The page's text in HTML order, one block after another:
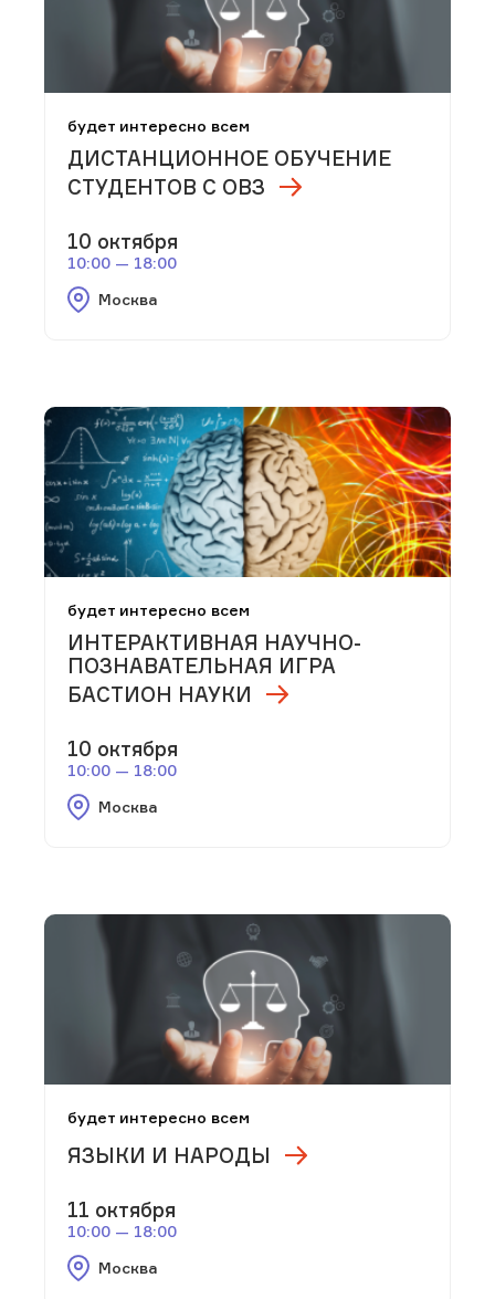
будет интересно всем
ДИСТАНЦИОННОЕ ОБУЧЕНИЕ
СТУДЕНТОВ С ОВЗ
10 октября
10:00 — 18:00
Москва
будет интересно всем
ИНТЕРАКТИВНАЯ НАУЧНО-
ПОЗНАВАТЕЛЬНАЯ ИГРА
БАСТИОН НАУКИ
10 октября
10:00 — 18:00
Москва
будет интересно всем
ЯЗЫКИ И НАРОДЫ
11 октября
10:00 — 18:00
Москва